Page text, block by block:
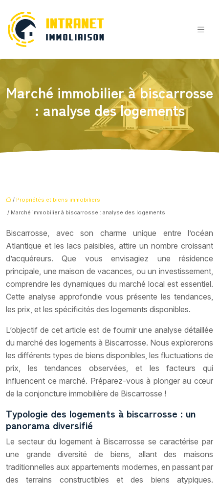
Marché immobilier à biscarrosse
: analyse des logements
/ Propriétés et biens immobiliers
/ Marché immobilier à biscarrosse : analyse des logements
Biscarrosse, avec son charme unique entre l’océan
Atlantique et les lacs paisibles, attire un nombre croissant
d’acquéreurs. Que vous envisagiez une résidence
principale, une maison de vacances, ou un investissement,
comprendre les dynamiques du marché local est essentiel.
Cette analyse approfondie vous présente les tendances,
les prix, et les spécificités des logements disponibles.
L’objectif de cet article est de fournir une analyse détaillée
du marché des logements à Biscarrosse. Nous explorerons
les différents types de biens disponibles, les fluctuations de
prix, les tendances observées, et les facteurs qui
influencent ce marché. Préparez-vous à plonger au cœur
de la conjoncture immobilière de Biscarrosse !
Typologie des logements à biscarrosse : un
panorama diversifié
Le secteur du logement à Biscarrosse se caractérise par
une grande diversité de biens, allant des maisons
traditionnelles aux appartements modernes, en passant par
des terrains constructibles et des biens atypiques.